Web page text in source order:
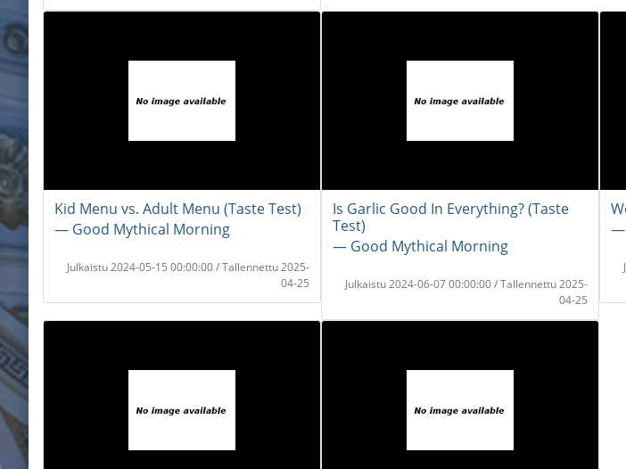
Kid Menu vs. Adult Menu (Taste Test)
― Good Mythical Morning
Julkaistu 2024-05-15 00:00:00 / Tallennettu 2025-
04-25
Is Garlic Good In Everything? (Taste
Test)
― Good Mythical Morning
Julkaistu 2024-06-07 00:00:00 / Tallennettu 2025-
04-25
―